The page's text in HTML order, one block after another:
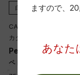
白 2024
CATABBO I.A.C. s.r.l.
カタッボ
Petriera Bianco
ペトリエラ ビアンコ
ますので、
あなた